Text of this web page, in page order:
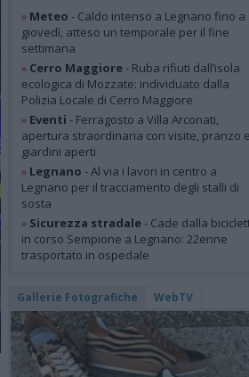
» Meteo - Caldo intenso a Legnano fino a
giovedì, atteso un temporale per il fine
settimana
» Cerro Maggiore- Ruba rifiuti dall’isola
ecologica di Mozzate: individuato dalla
Polizia Locale di Cerro Maggiore
» Eventi - Ferragosto a Villa Arconati,
apertura straordinaria con visite, pranzo e
giardini aperti
» Legnano - Al via i lavori in centro a
Legnano per il tracciamento degli stalli di
sosta
» Sicurezza stradale- Cade dalla
in corso Sempione a Legnano: 22enne
trasportato in ospedale
Gallerie Fotografiche WebTV